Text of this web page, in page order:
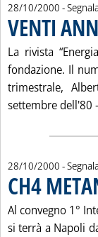
28/10/2000 -
VENTI
La rivista
fondazione. Il
trimestrale,
settembre dell'80
28/10/2000 -
CH4
Al convegno 1°
si terrà a Napoli